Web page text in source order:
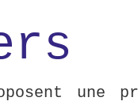
une